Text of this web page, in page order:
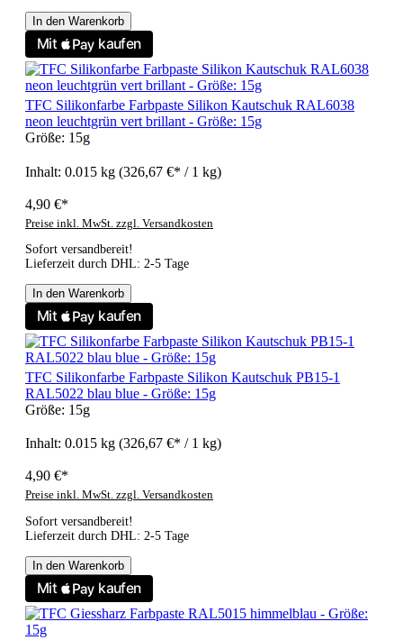
In den Warenkorb
TFC Silikonfarbe Farbpaste Silikon Kautschuk RAL6038
neon leuchtgrün vert brillant - Größe: 15g
Größe: 15g
Inhalt: 0.015 kg (326,67 €* / 1 kg)
4,90 €*
Preise inkl. MwSt. zzgl. Versandkosten
Sofort versandbereit!
Lieferzeit durch DHL: 2-5 Tage
In den Warenkorb
TFC Silikonfarbe Farbpaste Silikon Kautschuk PB15-1
RAL5022 blau blue - Größe: 15g
Größe: 15g
Inhalt: 0.015 kg (326,67 €* / 1 kg)
4,90 €*
Preise inkl. MwSt. zzgl. Versandkosten
Sofort versandbereit!
Lieferzeit durch DHL: 2-5 Tage
In den Warenkorb